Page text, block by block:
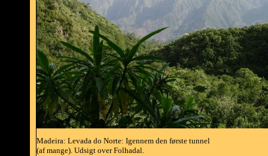
Madeira: Levada do Norte: Igennem den første tunnel
(af mange). Udsigt over Folhadal.